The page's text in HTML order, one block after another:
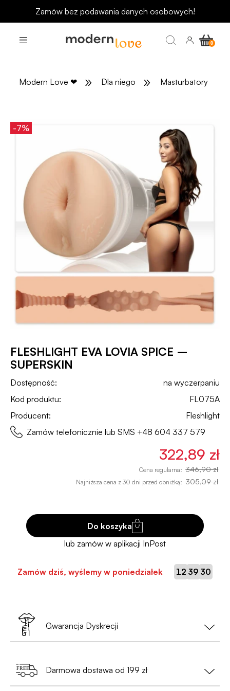
Odbierz rabat 15 zł na pierwsze zakupy
Modern Love ❤ » Dla niego » Masturbatory
-7%
FLESHLIGHT EVA LOVIA SPICE –
SUPERSKIN
Dostępność:
na wyczerpaniu
Kod produktu:
FL075A
Producent:
Fleshlight
Zamów telefonicznie lub SMS +48 604 337 579
322,89 zł
Cena regularna: 346,90 zł
Najniższa cena z 30 dni przed obniżką: 305,09 zł
Do koszyka
Zamów dziś, wyślemy w poniedziałek 12 39 29
Gwarancja Dyskrecji
•
Darmowa dostawa od 199 zł